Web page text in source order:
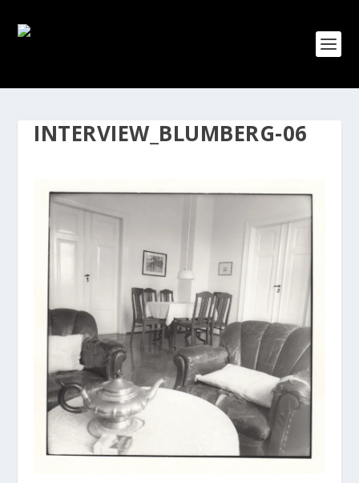
INTERVIEW_BLUMBERG-06